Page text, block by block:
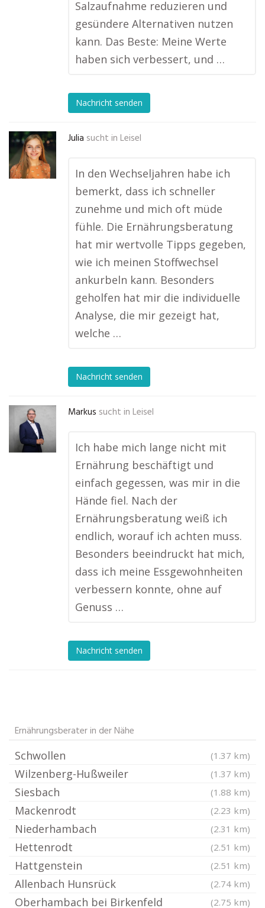
Salzaufnahme reduzieren und
gesündere Alternativen nutzen
kann. Das Beste: Meine Werte
haben sich verbessert, und …
Nachricht senden
Julia sucht in Leisel
In den Wechseljahren habe ich
bemerkt, dass ich schneller
zunehme und mich oft müde
fühle. Die Ernährungsberatung
hat mir wertvolle Tipps gegeben,
wie ich meinen Stoffwechsel
ankurbeln kann. Besonders
geholfen hat mir die individuelle
Analyse, die mir gezeigt hat,
welche …
Nachricht senden
Markus sucht in Leisel
Ich habe mich lange nicht mit
Ernährung beschäftigt und
einfach gegessen, was mir in die
Hände fiel. Nach der
Ernährungsberatung weiß ich
endlich, worauf ich achten muss.
Besonders beeindruckt hat mich,
dass ich meine Essgewohnheiten
verbessern konnte, ohne auf
Genuss …
Nachricht senden
Ernährungsberater in der Nähe
Schwollen (1.37 km)
Wilzenberg-Hußweiler (1.37 km)
Siesbach (1.88 km)
Mackenrodt (2.23 km)
Niederhambach (2.31 km)
Hettenrodt (2.51 km)
Hattgenstein (2.51 km)
Allenbach Hunsrück (2.74 km)
Oberhambach bei Birkenfeld (2.75 km)